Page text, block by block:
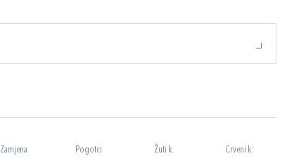
Zamjena Pogotci Žuti k. Crveni k.